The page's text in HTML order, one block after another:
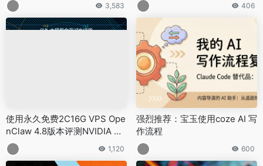
3,583 406
使用永久免费2C16G VPS Ope
nClaw 4.8版本评测NVIDIA 免
费模型AI Endpoints – GLM 系
列模型完整评测报告
1,120
强烈推荐：宝玉使用coze AI 写
作流程
600